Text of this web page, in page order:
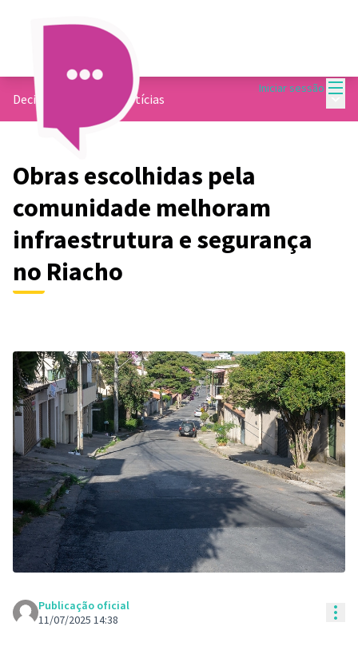
Iniciar sessão
Decide Contagem Notícias
Obras escolhidas pela
comunidade melhoram
infraestrutura e segurança
no Riacho
Publicação oficial
11/07/2025 14:38